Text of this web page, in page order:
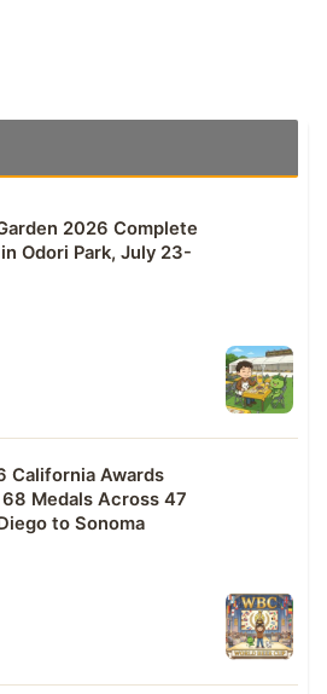
2026 Complete
Odori Park, July 23-
California Awards
Medals Across 47
to Sonoma